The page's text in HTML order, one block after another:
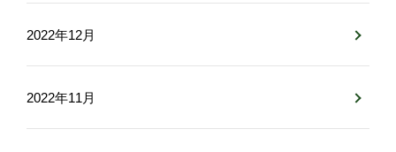
2022年12月
2022年11月